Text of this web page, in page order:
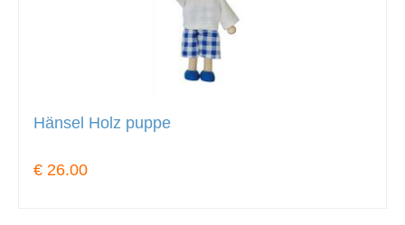
Hänsel Holz puppe
€ 26.00